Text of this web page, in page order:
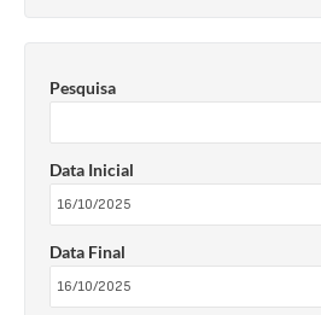
Pesquisa
Data Inicial
Data Final